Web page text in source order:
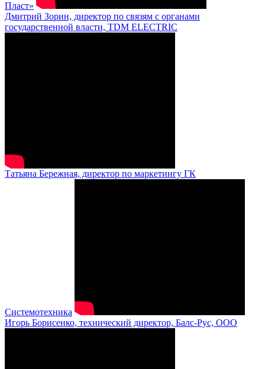
Пласт»
Дмитрий Зорин, директор по связям с органами
государственной власти, TDM ELECTRIC
Татьяна Бережная, директор по маркетингу ГК
Системотехника
Игорь Борисенко, технический директор, Балс-Рус, ООО